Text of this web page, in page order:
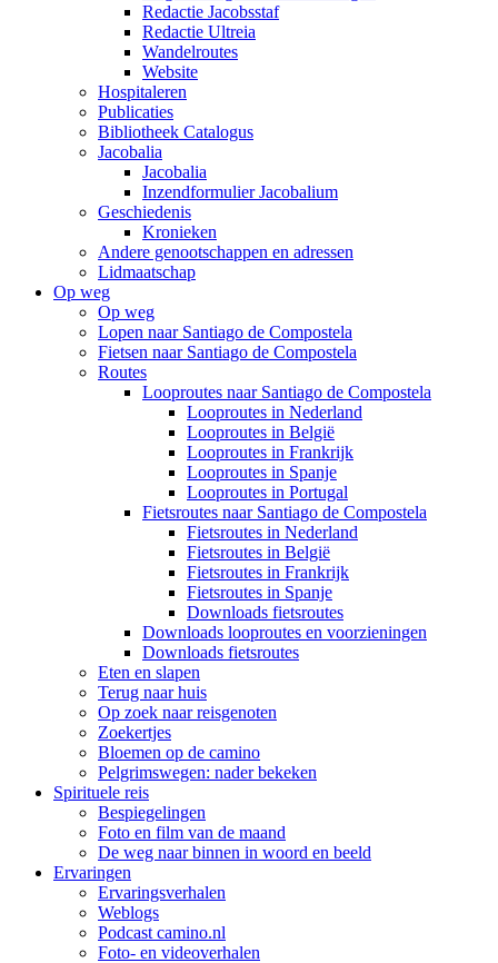
Redactie Jacobsstaf
Redactie Ultreia
Wandelroutes
Website
Hospitaleren
Publicaties
Bibliotheek Catalogus
Jacobalia
Jacobalia
Inzendformulier Jacobalium
Geschiedenis
Kronieken
Andere genootschappen en adressen
Lidmaatschap
Op weg
Op weg
Lopen naar Santiago de Compostela
Fietsen naar Santiago de Compostela
Routes
Looproutes naar Santiago de Compostela
Looproutes in Nederland
Looproutes in België
Looproutes in Frankrijk
Looproutes in Spanje
Looproutes in Portugal
Fietsroutes naar Santiago de Compostela
Fietsroutes in Nederland
Fietsroutes in België
Fietsroutes in Frankrijk
Fietsroutes in Spanje
Downloads fietsroutes
Downloads looproutes en voorzieningen
Downloads fietsroutes
Eten en slapen
Terug naar huis
Op zoek naar reisgenoten
Zoekertjes
Bloemen op de camino
Pelgrimswegen: nader bekeken
Spirituele reis
Bespiegelingen
Foto en film van de maand
De weg naar binnen in woord en beeld
Ervaringen
Ervaringsverhalen
Weblogs
Podcast camino.nl
Foto- en videoverhalen